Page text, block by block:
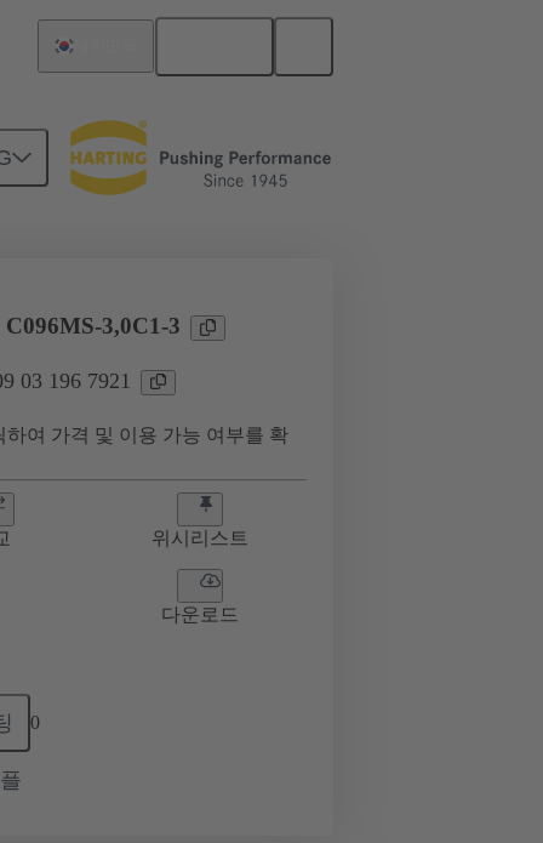
09 03 196 7921
3,0C1-3
03 196 7921
하여 가격 및 이용 가능 여부를 확
위시리스트
다운로드
0